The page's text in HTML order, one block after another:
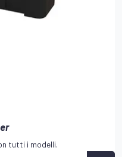
tutti i modelli.